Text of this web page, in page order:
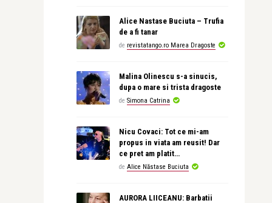
Alice Nastase Buciuta – Trufia
de a fi tanar
de revistatango.ro Marea Dragoste
Malina Olinescu s-a sinucis,
dupa o mare si trista dragoste
de Simona Catrina
Nicu Covaci: Tot ce mi-am
propus in viata am reusit! Dar
ce pret am platit…
de Alice Năstase Buciuta
AURORA LIICEANU: Barbatii